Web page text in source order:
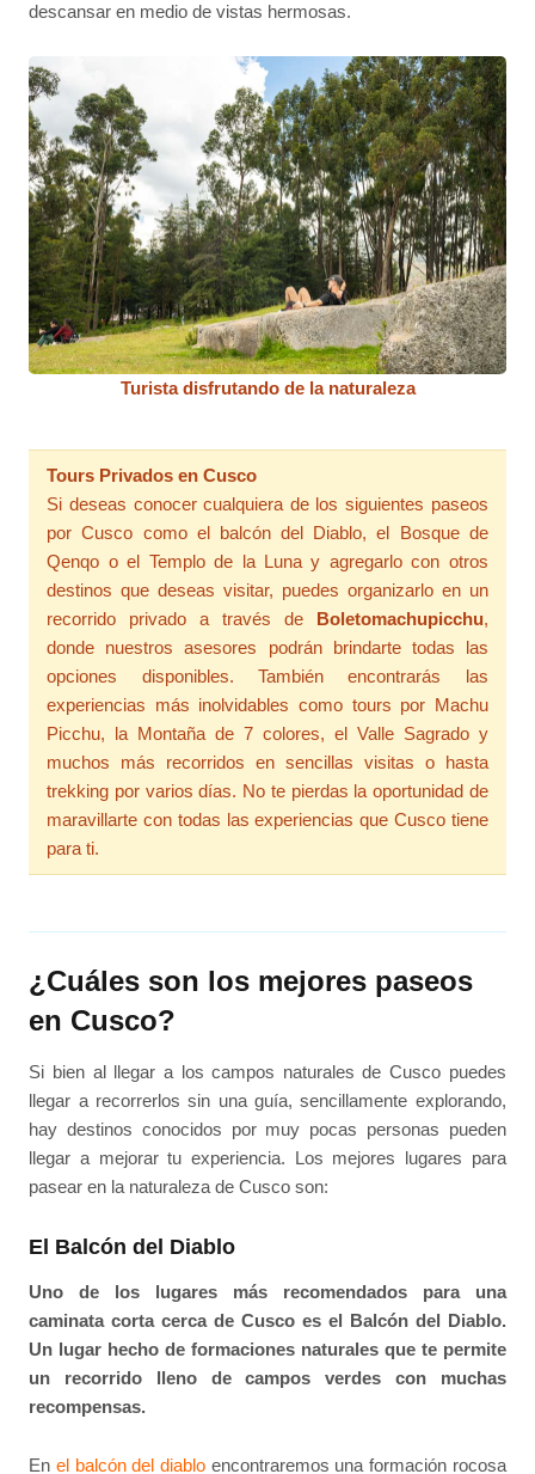
descansar en medio de vistas hermosas.
Turista disfrutando de la naturaleza
Tours Privados en Cusco
Si deseas conocer cualquiera de los siguientes paseos
por Cusco como el balcón del Diablo, el Bosque de
Qenqo o el Templo de la Luna y agregarlo con otros
destinos que deseas visitar, puedes organizarlo en un
recorrido privado a través de Boletomachupicchu,
donde nuestros asesores podrán brindarte todas las
opciones disponibles. También encontrarás las
experiencias más inolvidables como tours por Machu
Picchu, la Montaña de 7 colores, el Valle Sagrado y
muchos más recorridos en sencillas visitas o hasta
trekking por varios días. No te pierdas la oportunidad de
maravillarte con todas las experiencias que Cusco tiene
para ti.
¿Cuáles son los mejores paseos
en Cusco?
Si bien al llegar a los campos naturales de Cusco puedes
llegar a recorrerlos sin una guía, sencillamente explorando,
hay destinos conocidos por muy pocas personas pueden
llegar a mejorar tu experiencia. Los mejores lugares para
pasear en la naturaleza de Cusco son:
El Balcón del Diablo
Uno de los lugares más recomendados para una
caminata corta cerca de Cusco es el Balcón del Diablo.
Un lugar hecho de formaciones naturales que te permite
un recorrido lleno de campos verdes con muchas
recompensas.
En el balcón del diablo encontraremos una formación rocosa